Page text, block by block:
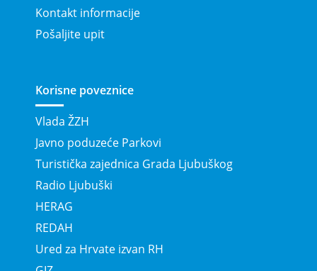
Kontakt informacije
Pošaljite upit
Korisne poveznice
Vlada ŽZH
Javno poduzeće Parkovi
Turistička zajednica Grada Ljubuškog
Radio Ljubuški
HERAG
REDAH
Ured za Hrvate izvan RH